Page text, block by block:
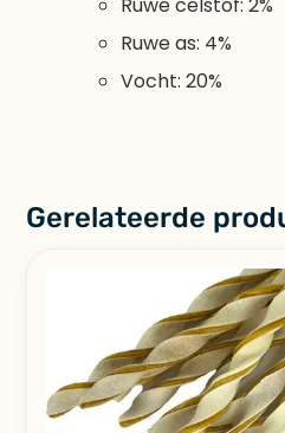
Ruwe celstof: 2%
Ruwe as: 4%
Vocht: 20%
Gerelateerde